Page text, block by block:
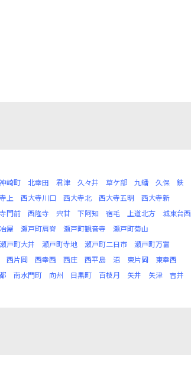
神崎町 北幸田 君津 久々井 草ケ部 九蟠 久保
鉄
上 西大寺川口 西大寺北 西大寺五明
西大寺新
門前 西隆寺 宍甘 下阿知 宿毛 上道北方
城東台西
屋 瀬戸町肩脊 瀬戸町観音寺
瀬戸町菊山
瀬戸町大井 瀬戸町寺地 瀬戸町二日市
瀬戸町万富
西片岡 西幸西 西庄 西平島 沼 東片岡
東幸西
南水門町 向州 目黒町 百枝月 矢井 矢津
吉井